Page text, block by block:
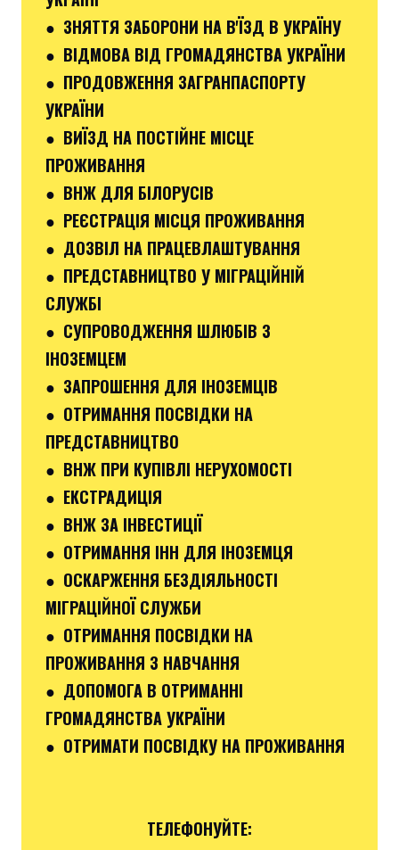
● ЗНЯТТЯ ЗАБОРОНИ НА В'ЇЗД В УКРАЇНУ
● ВІДМОВА ВІД ГРОМАДЯНСТВА УКРАЇНИ
● ПРОДОВЖЕННЯ ЗАГРАНПАСПОРТУ
УКРАЇНИ
● ВИЇЗД НА ПОСТІЙНЕ МІСЦЕ
ПРОЖИВАННЯ
● ВНЖ ДЛЯ БІЛОРУСІВ
● РЕЄСТРАЦІЯ МІСЦЯ ПРОЖИВАННЯ
● ДОЗВІЛ НА ПРАЦЕВЛАШТУВАННЯ
● ПРЕДСТАВНИЦТВО У МІГРАЦІЙНІЙ
СЛУЖБІ
● СУПРОВОДЖЕННЯ ШЛЮБІВ З
ІНОЗЕМЦЕМ
● ЗАПРОШЕННЯ ДЛЯ ІНОЗЕМЦІВ
● ОТРИМАННЯ ПОСВІДКИ НА
ПРЕДСТАВНИЦТВО
● ВНЖ ПРИ КУПІВЛІ НЕРУХОМОСТІ
● ЕКСТРАДИЦІЯ
● ВНЖ ЗА ІНВЕСТИЦІЇ
● ОТРИМАННЯ ІНН ДЛЯ ІНОЗЕМЦЯ
● ОСКАРЖЕННЯ БЕЗДІЯЛЬНОСТІ
МІГРАЦІЙНОЇ СЛУЖБИ
● ОТРИМАННЯ ПОСВІДКИ НА
ПРОЖИВАННЯ З НАВЧАННЯ
● ДОПОМОГА В ОТРИМАННІ
ГРОМАДЯНСТВА УКРАЇНИ
● ОТРИМАТИ ПОСВІДКУ НА ПРОЖИВАННЯ
ТЕЛЕФОНУЙТЕ: